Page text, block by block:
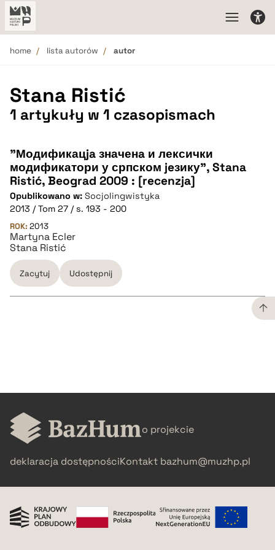
home lista autorów autor
Stana Ristić
1 artykuły w 1 czasopismach
"Модификацja значенa и лексички
модификатори у српском jeзику", Stana
Ristić, Beograd 2009 : [recenzja]
Opublikowano w: Socjolingwistyka
2013 / Tom 27 / s. 193 - 200
ROK: 2013
Martyna Ecler
Stana Ristić
Zacytuj Udostępnij
pobierz cytat
o projekcie
deklaracja dostępnościKontakt bazhum@muzhp.pl